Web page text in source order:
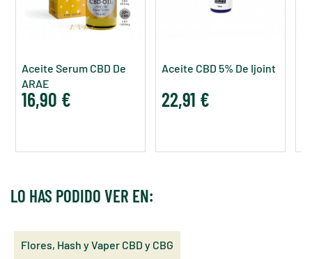
Aceite Serum CBD De
ARAE
16,90 €
Aceite CBD 5% De Ijoint
22,91 €
LO HAS PODIDO VER EN:
Flores, Hash y Vaper CBD y CBG